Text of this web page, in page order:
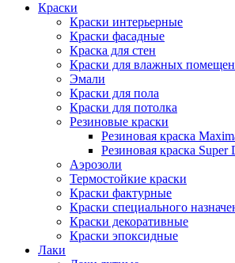
Краски
Краски интерьерные
Краски фасадные
Краска для стен
Краски для влажных
Эмали
Краски для пола
Краски для потолка
Резиновые краски
Резиновая краска
Резиновая краска Super
Аэрозоли
Термостойкие краски
Краски фактурные
Краски специального
Краски декоративные
Краски эпоксидные
Лаки